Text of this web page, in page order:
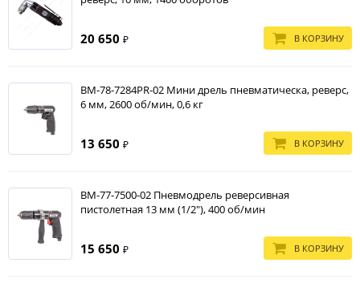
20 650 ₽ В КОРЗИНУ
BM-78-7284PR-02 Мини дрель пневматическа, реверс,
6 мм, 2600 об/мин, 0,6 кг
13 650 ₽ В КОРЗИНУ
BM-77-7500-02 Пневмодрель реверсивная
пистолетная 13 мм (1/2"), 400 об/мин
15 650 ₽ В КОРЗИНУ